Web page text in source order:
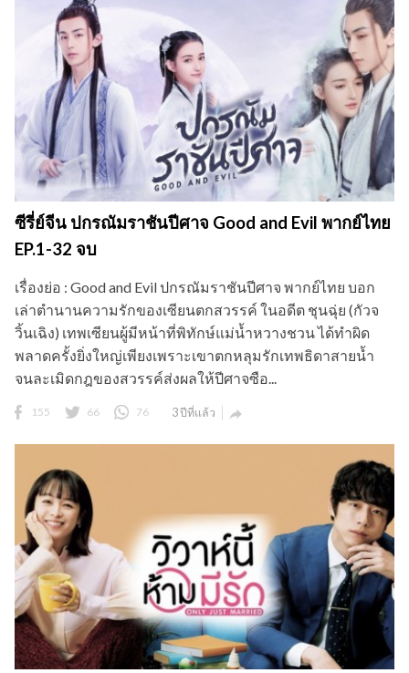
ซีรี่ย์จีน ปกรณัมราชันปีศาจ Good and Evil พากย์ไทย
EP.1-32 จบ
เรื่องย่อ : Good and Evil ปกรณัมราชันปีศาจ พากย์ไทย บอก
เล่าตำนานความรักของเซียนตกสวรรค์ ในอดีต ชุนฉุ่ย (กัวจ
วิ้นเฉิง) เทพเซียนผู้มีหน้าที่พิทักษ์แม่น้ำหวางชวน ได้ทำผิด
พลาดครั้งยิ่งใหญ่เพียงเพราะเขาตกหลุมรักเทพธิดาสายน้ำ
จนละเมิดกฎของสวรรค์ส่งผลให้ปีศาจซือ...
155 66 76 3 ปีที่แล้ว 